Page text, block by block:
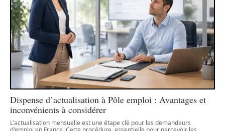
Dispense d’actualisation à Pôle emploi : Avantages et
inconvénients à considérer
L'actualisation mensuelle est une étape clé pour les demandeurs